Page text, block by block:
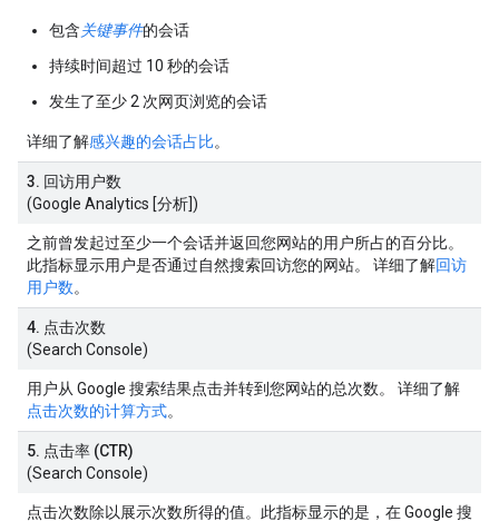
包含关键事件的会话
持续时间超过 10 秒的会话
发生了至少 2 次网页浏览的会话
详细了解感兴趣的会话占比。
3. 回访用户数
(Google Analytics [分析])
之前曾发起过至少一个会话并返回您网站的用户所占的百分比。
此指标显示用户是否通过自然搜索回访您的网站。 详细了解回访
用户数。
4. 点击次数
(Search Console)
用户从 Google 搜索结果点击并转到您网站的总次数。 详细了解
点击次数的计算方式。
5. 点击率 (CTR)
(Search Console)
点击次数除以展示次数所得的值。此指标显示的是，在 Google 搜